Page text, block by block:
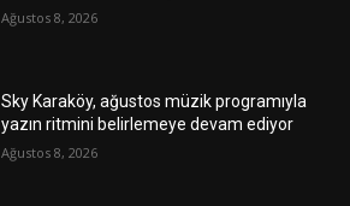
Ağustos 8, 2026
Sky Karaköy, ağustos müzik programıyla
yazın ritmini belirlemeye devam ediyor
Ağustos 8, 2026